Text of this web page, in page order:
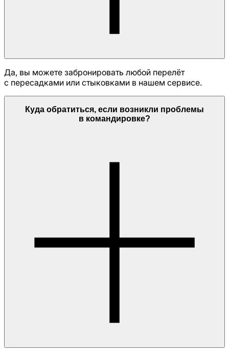
Да, вы можете забронировать любой перелёт
с пересадками или стыковками в нашем сервисе.
Куда обратиться, если возникли проблемы
в командировке?